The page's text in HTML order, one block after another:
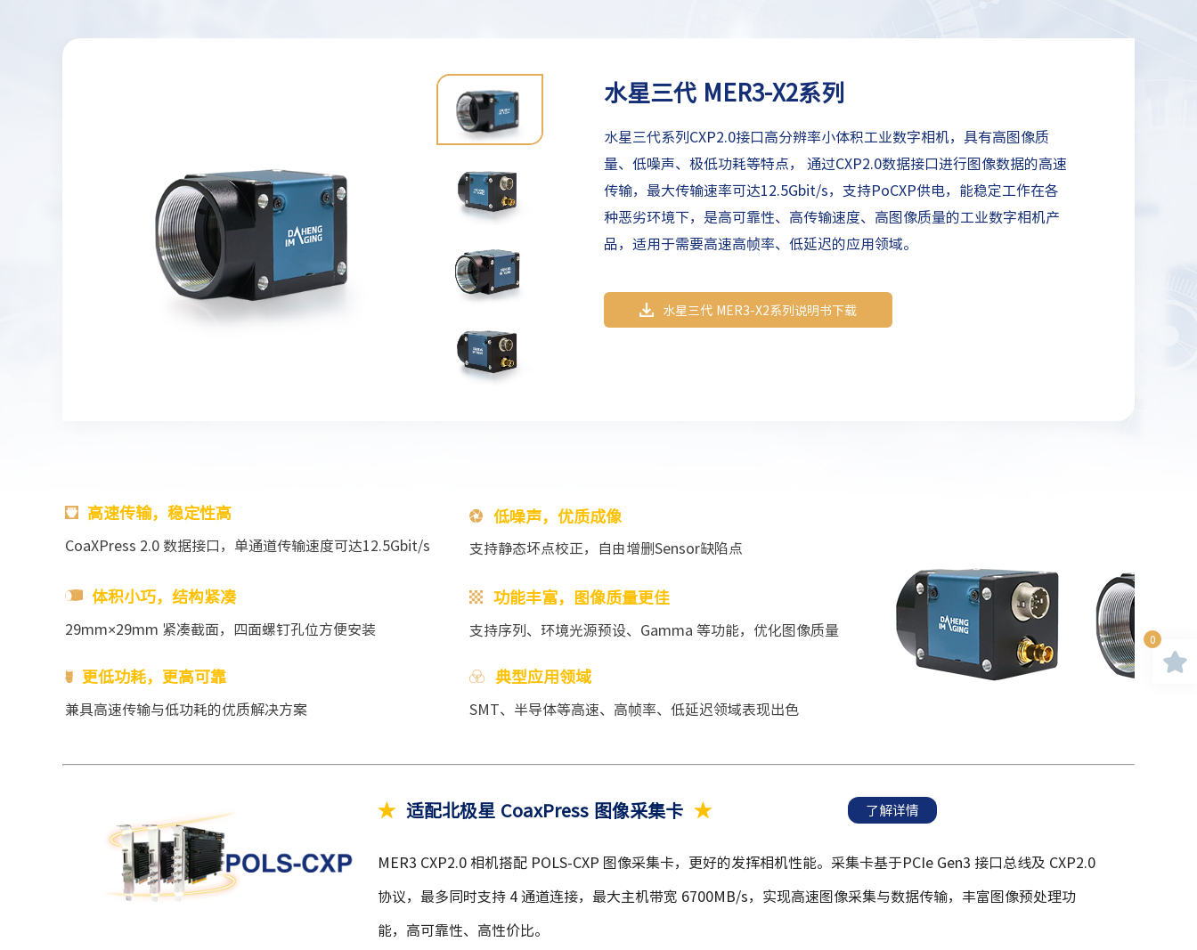
水星三代 MER3-X2系列
水星三代系列CXP2.0接口高分辨率小体积工业数字相机，具有高图像质
量、低噪声、极低功耗等特点， 通过CXP2.0数据接口进行图像数据的高速
传输，最大传输速率可达12.5Gbit/s，支持PoCXP供电，能稳定工作在各
种恶劣环境下，是高可靠性、高传输速度、高图像质量的工业数字相机产
品，适用于需要高速高帧率、低延迟的应用领域。
水星三代 MER3-X2系列说明书下载
高速传输，稳定性高
CoaXPress 2.0 数据接口，单通道传输速度可达12.5Gbit/s
低噪声，优质成像
支持静态坏点校正，自由增删Sensor缺陷点
体积小巧，结构紧凑
29mm×29mm 紧凑截面，四面螺钉孔位方便安装
功能丰富，图像质量更佳
支持序列、环境光源预设、Gamma 等功能，优化图像质量
更低功耗，更高可靠
兼具高速传输与低功耗的优质解决方案
典型应用领域
SMT、半导体等高速、高帧率、低延迟领域表现出色
★ 适配北极星 CoaxPress 图像采集卡 ★ 了解详情
MER3 CXP2.0 相机搭配 POLS-CXP 图像采集卡，更好的发挥相机性能。采集卡基于PCIe Gen3 接口总线及 CXP2.0
协议，最多同时支持 4 通道连接，最大主机带宽 6700MB/s， 实现高速图像采集与数据传输，丰富图像预处理功
能，高可靠性、高性价比。
0